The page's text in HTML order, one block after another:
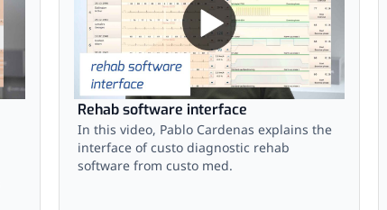
Rehab software interface
In this video, Pablo Cardenas explains the
interface of custo diagnostic rehab
software from custo med.